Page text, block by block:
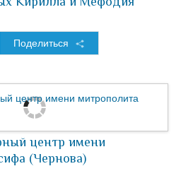
Поделиться
центр имени
(Чернова)